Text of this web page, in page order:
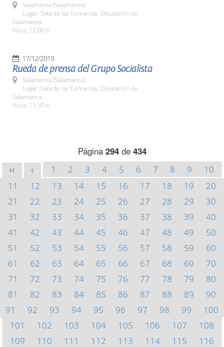
Salamanca (Salamanca)
Lugar: Sala de las Comarcas. Diputación de
Salamanca
Hora: 12:00 h.
17/12/2019
Rueda de prensa del Grupo Socialista
Salamanca (Salamanca)
Lugar: Sala de las Comarcas. Diputación de
Salamanca
Hora: 11:30 h.
Página 294de 434
<< < 1 2 3 4 5 6 7 8 9
10
11
12 13 14 15 16 17 18 19
20
21
22 23 24 25 26 27 28 29
30
31
32 33 34 35 36 37 38 39
40
41
42 43 44 45 46 47 48 49
50
51
52 53 54 55 56 57 58 59
60
61
62 63 64 65 66 67 68 69
70
71
72 73 74 75 76 77 78 79
80
81
82 83 84 85 86 87 88 89
90
91
92 93 94 95 96 97 98 99
100
101
102 103 104 105 106 107
108
109
110 111 112 113 114 115
116